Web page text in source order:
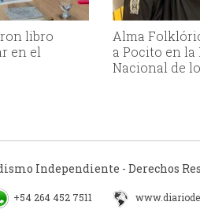
libro
en el
Alma
a Pocito en la
Nacional de
Independiente - Derechos
+54 264 452 7511